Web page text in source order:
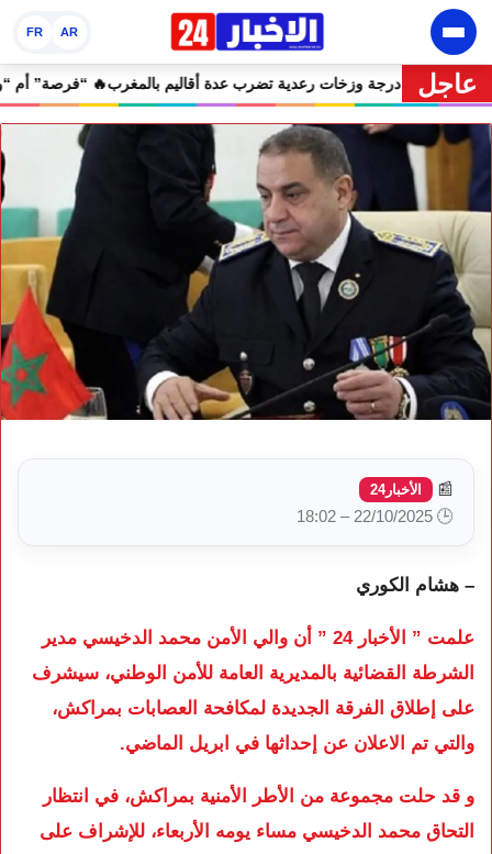
AR
FR
عاجل
موجة حر تصل إلى 47 درجة وزخات رعدية تضرب عدة أقاليم بالمغرب
📰 الأخبار24
🕒 22/10/2025 – 18:02
– هشام الكوري
علمت ” الأخبار 24 ” أن والي الأمن محمد الدخيسي مدير
الشرطة القضائية بالمديرية العامة للأمن الوطني، سيشرف
على إطلاق الفرقة الجديدة لمكافحة العصابات بمراكش،
والتي تم الاعلان عن إحداثها في ابريل الماضي.
و قد حلت مجموعة من الأطر الأمنية بمراكش، في انتظار
التحاق محمد الدخيسي مساء يومه الأربعاء، للإشراف على